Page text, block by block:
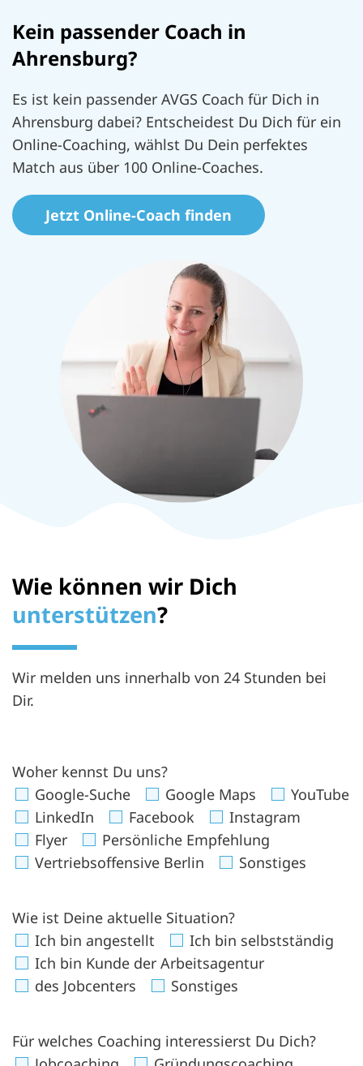
Kein passender Coach in
Ahrensburg?
Es ist kein passender AVGS Coach für Dich in
Ahrensburg dabei? Entscheidest Du Dich für ein
Online-Coaching, wählst Du Dein perfektes
Match aus über 100 Online-Coaches.
Jetzt Online-Coach finden
Wie können wir Dich
unterstützen?
Wir melden uns innerhalb von 24 Stunden bei
Dir.
Woher kennst Du uns?
Google-Suche
Google Maps
YouTube
LinkedIn
Facebook
Instagram
Flyer
Persönliche Empfehlung
Vertriebsoffensive Berlin
Sonstiges
Wie ist Deine aktuelle Situation?
Ich bin angestellt
Ich bin selbstständig
Ich bin Kunde der Arbeitsagentur
des Jobcenters
Sonstiges
Für welches Coaching interessierst Du Dich?